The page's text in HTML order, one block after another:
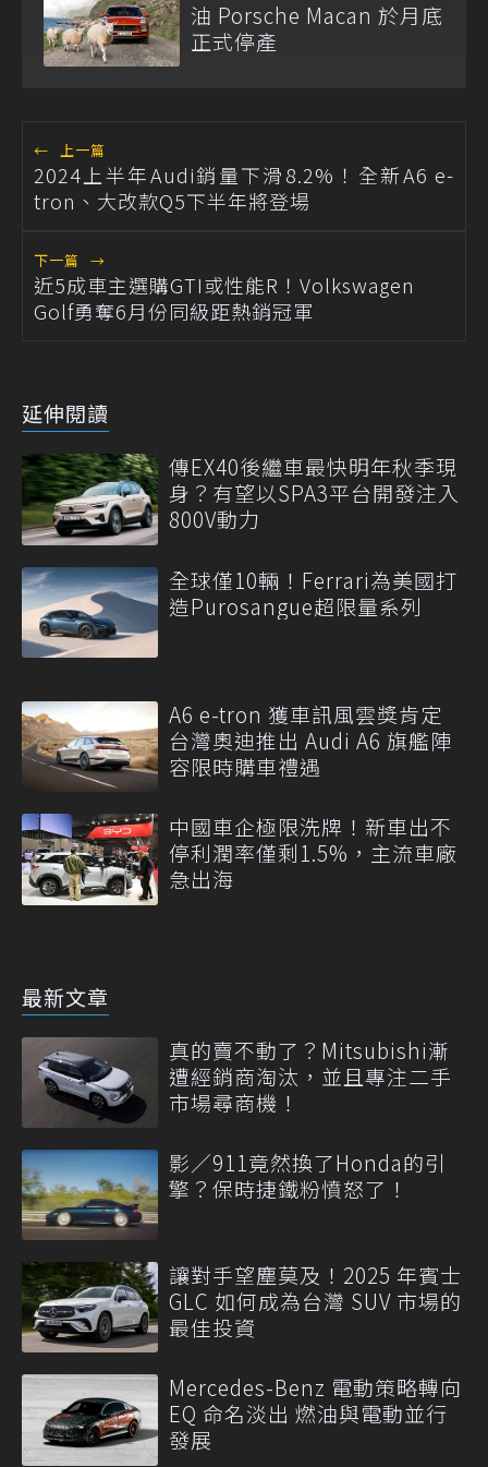
油 Porsche Macan 於月底
正式停產
← 上一篇
2024上半年Audi銷量下滑8.2%！全新A6 e-
tron、大改款Q5下半年將登場
下一篇 →
近5成車主選購GTI或性能R！Volkswagen
Golf勇奪6月份同級距熱銷冠軍
延伸閱讀
傳EX40後繼車最快明年秋季現
身？有望以SPA3平台開發注入
800V動力
全球僅10輛！Ferrari為美國打
造Purosangue超限量系列
A6 e-tron 獲車訊風雲獎肯定
台灣奧迪推出 Audi A6 旗艦陣
容限時購車禮遇
中國車企極限洗牌！新車出不
停利潤率僅剩1.5%，主流車廠
急出海
最新文章
真的賣不動了？Mitsubishi漸
遭經銷商淘汰，並且專注二手
市場尋商機！
影／911竟然換了Honda的引
擎？保時捷鐵粉憤怒了！
讓對手望塵莫及！2025 年賓士
GLC 如何成為台灣 SUV 市場的
最佳投資
Mercedes-Benz 電動策略轉向
EQ 命名淡出 燃油與電動並行
發展